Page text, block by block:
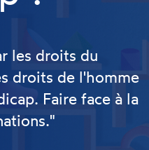
les droits du
droits de l'homme
Faire face à la